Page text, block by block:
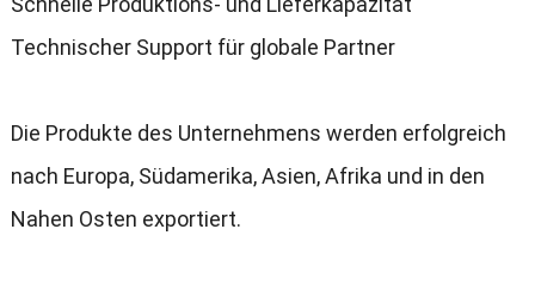
Technischer Support für globale Partner
Die Produkte des Unternehmens werden erfolgreich
nach Europa, Südamerika, Asien, Afrika und in den
Nahen Osten exportiert.